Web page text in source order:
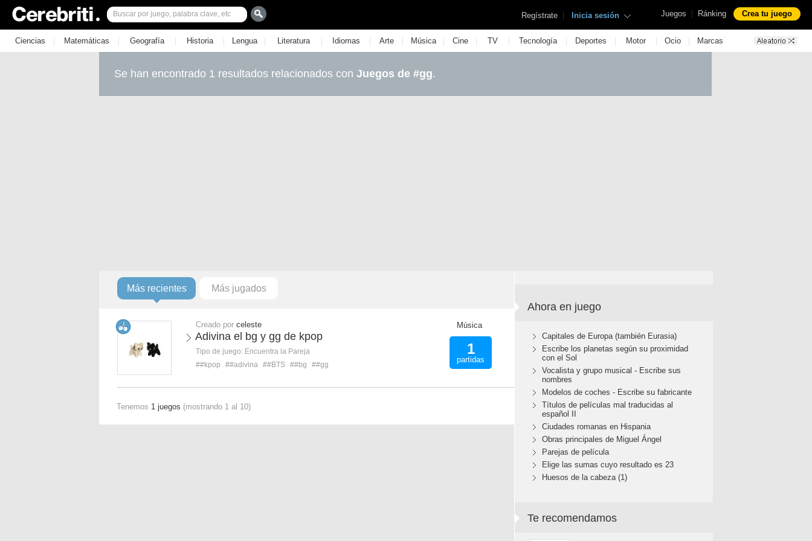
Juegos | Ránking Crea tu juego
Regístrate | Inicia sesión
Ciencias | Matemáticas | Geografía | Historia | Lengua | Literatura | Idiomas | Arte | Música | Cine | TV | Tecnología | Deportes | Motor | Ocio | Marcas
Se han encontrado 1 resultados relacionados con Juegos de #gg.
Más recientes Más jugados
Creado por celeste
Adivina el bg y gg de kpop
Tipo de juego: Encuentra la Pareja
##kpop
##adivina ##BTS ##bg ##gg
Música
1
partidas
Tenemos 1 juegos (mostrando 1 al 10)
Ahora en juego
Capitales de Europa (también Eurasia)
Escribe los planetas según su proximidad
con el Sol
Vocalista y grupo musical - Escribe sus
nombres
Modelos de coches - Escribe su fabricante
Títulos de películas mal traducidas al
español II
Ciudades romanas en Hispania
Obras principales de Miguel Ángel
Parejas de película
Elige las sumas cuyo resultado es 23
Huesos de la cabeza (1)
Te recomendamos